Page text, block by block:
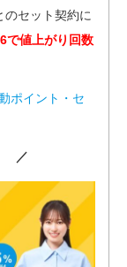
セット契約に
で値上がり回数
ポイント・セ
／